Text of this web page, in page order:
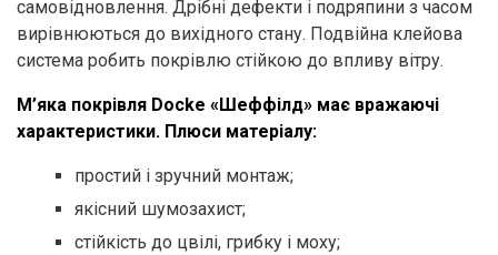
самовідновлення. Дрібні дефекти і подряпини з часом
вирівнюються до вихідного стану. Подвійна клейова
система робить покрівлю стійкою до впливу вітру.
М’яка покрівля Docke «Шеффілд» має вражаючі
характеристики. Плюси матеріалу:
простий і зручний монтаж;
якісний шумозахист;
стійкість до цвілі, грибку і моху;